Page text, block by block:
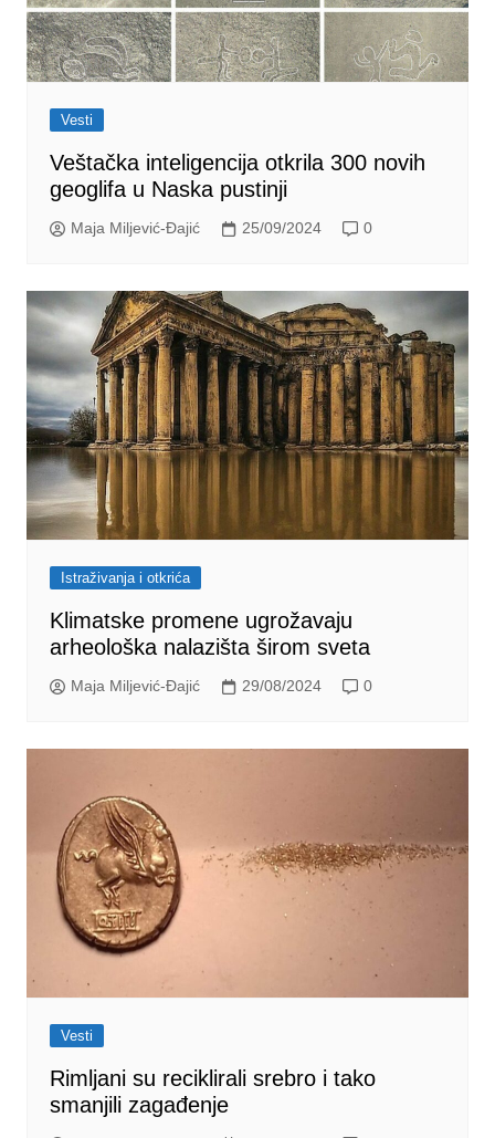
Vesti
Veštačka inteligencija otkrila 300 novih
geoglifa u Naska pustinji
Maja Miljević-Đajić 25/09/2024 0
Istraživanja i otkrića
Klimatske promene ugrožavaju
arheološka nalazišta širom sveta
Maja Miljević-Đajić 29/08/2024 0
Vesti
Rimljani su reciklirali srebro i tako
smanjili zagađenje